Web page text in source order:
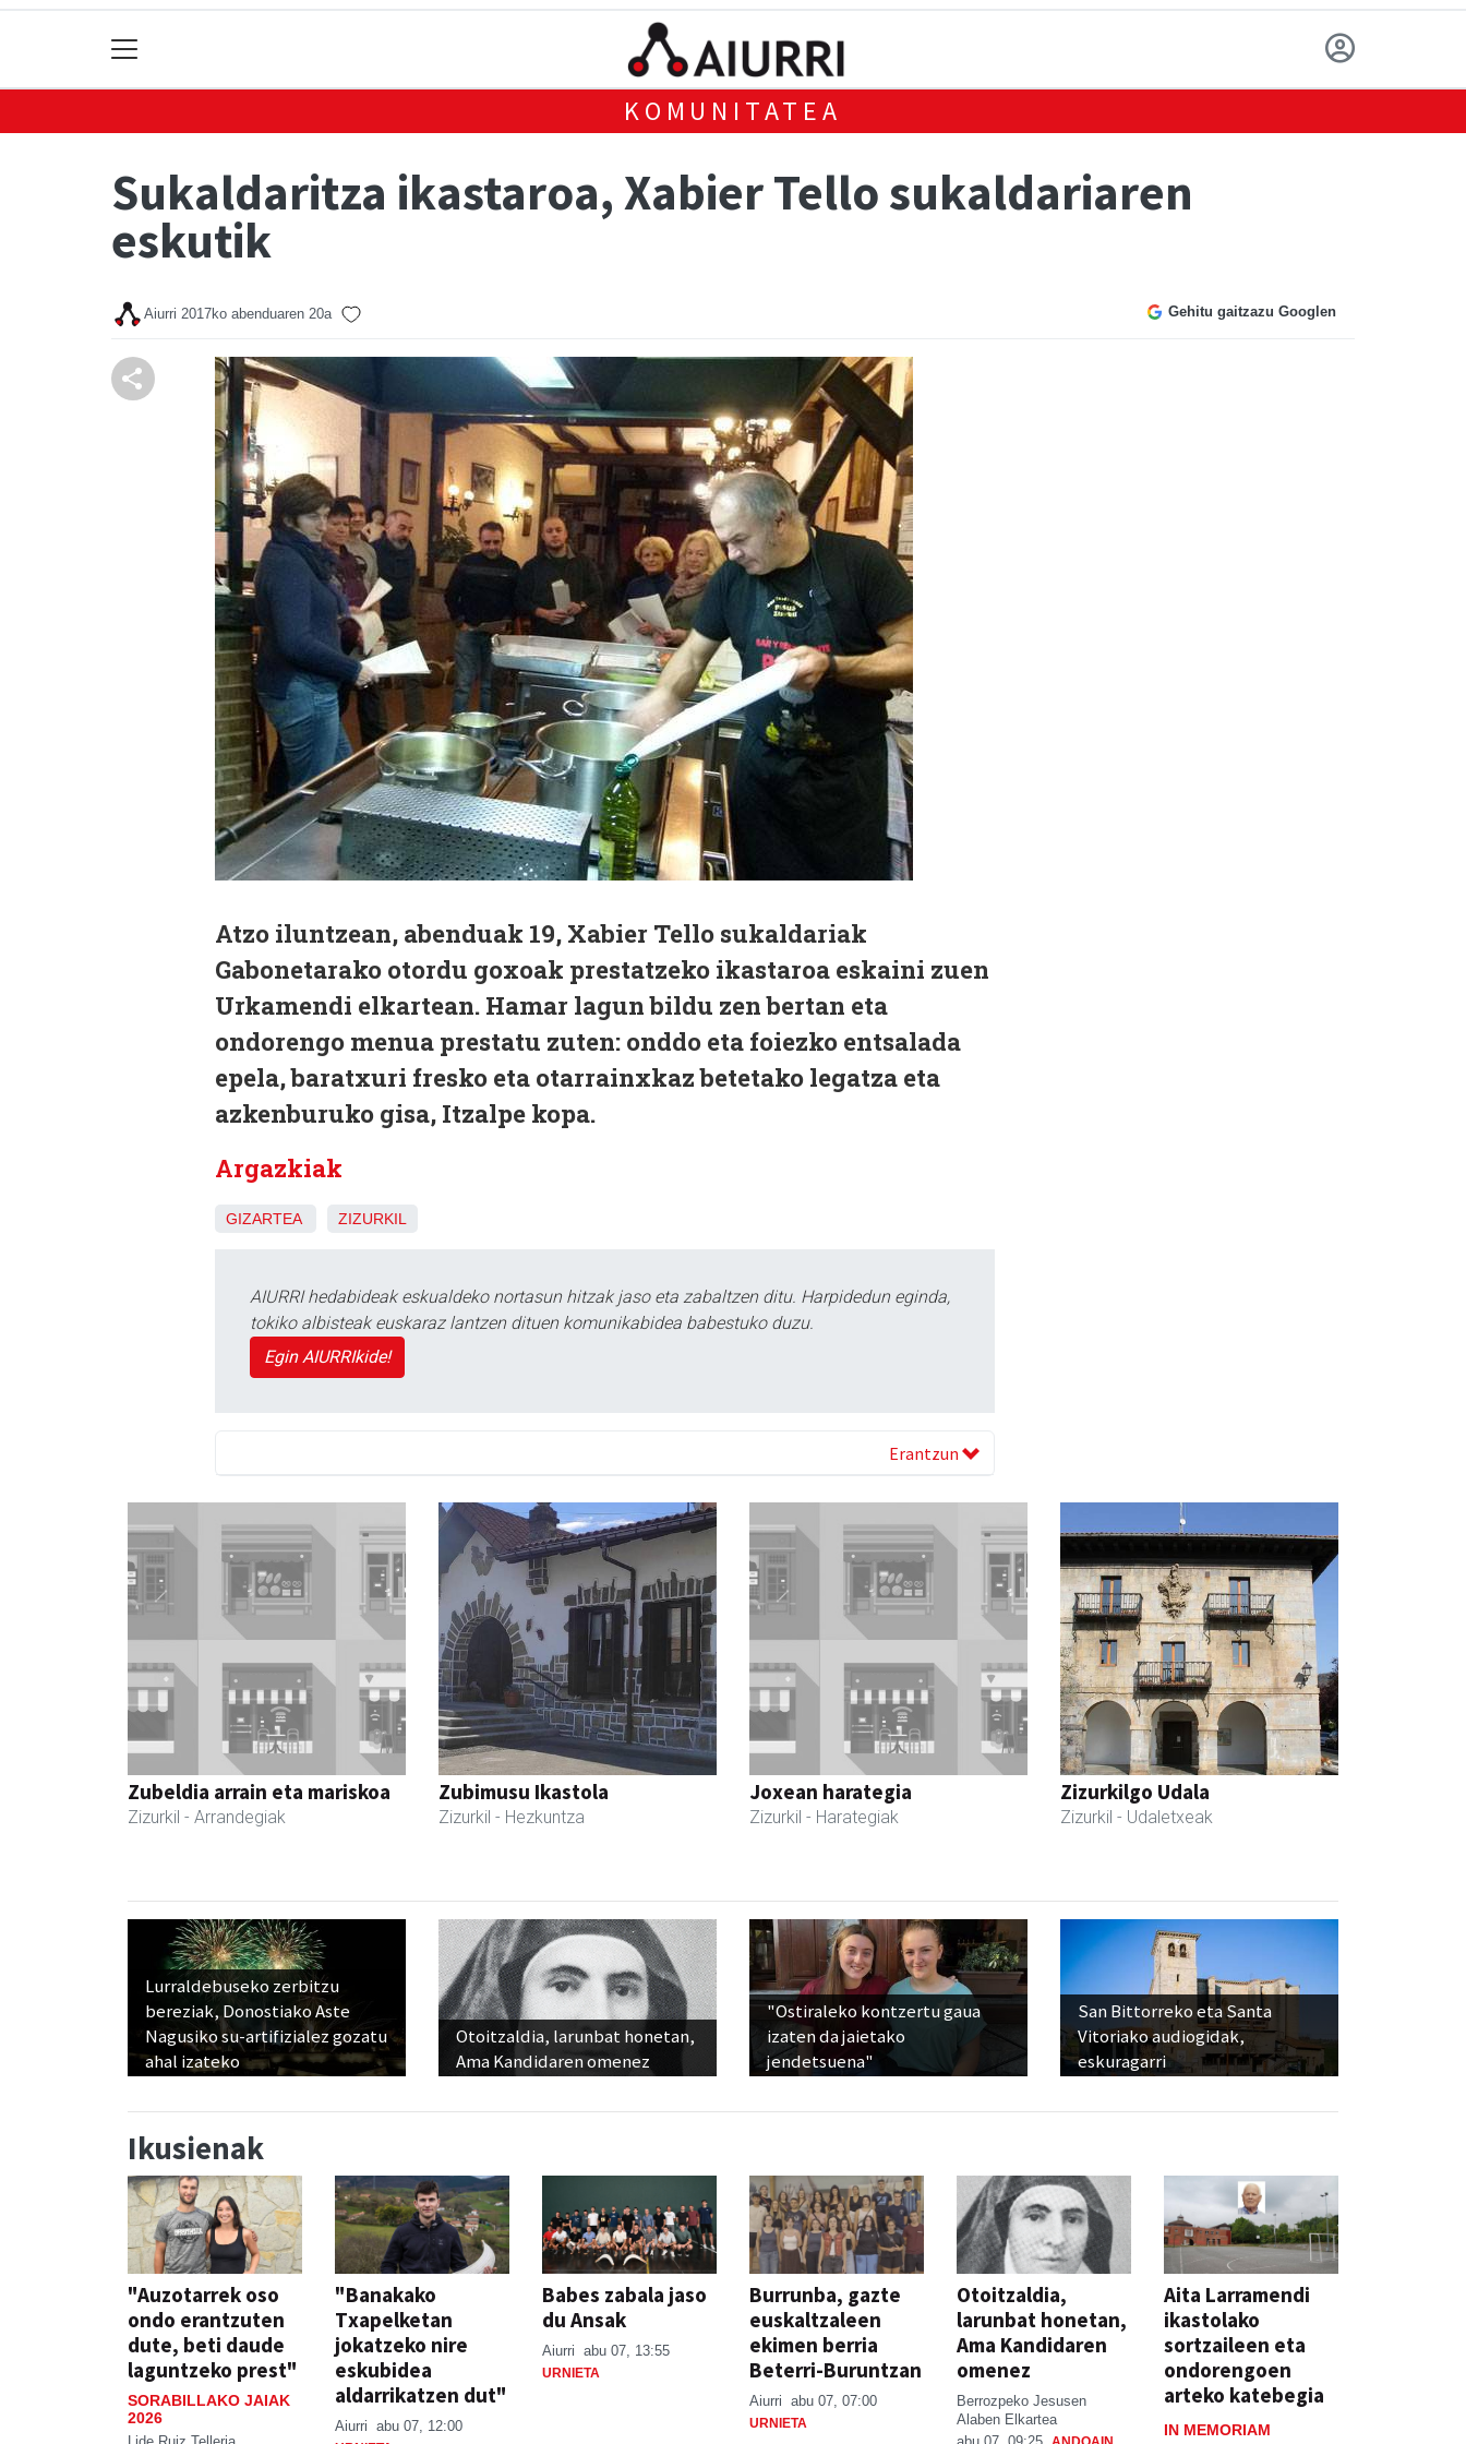
KOMUNITATEA
Sukaldaritza ikastaroa, Xabier Tello sukaldariaren
eskutik
Aiurri 2017ko abenduaren 20a Gehitu gaitzazu Googlen
Atzo iluntzean, abenduak 19, Xabier Tello sukaldariak
Gabonetarako otordu goxoak prestatzeko ikastaroa eskaini zuen
Urkamendi elkartean. Hamar lagun bildu zen bertan eta
ondorengo menua prestatu zuten: onddo eta foiezko entsalada
epela, baratxuri fresko eta otarrainxkaz betetako legatza eta
azkenburuko gisa, Itzalpe kopa.
Argazkiak
GIZARTEA ZIZURKIL
AIURRI hedabideak eskualdeko nortasun hitzak jaso eta zabaltzen ditu. Harpidedun eginda,
tokiko albisteak euskaraz lantzen dituen komunikabidea babestuko duzu.
Egin AIURRIkide!
Erantzun
Zubeldia arrain eta mariskoa
Zizurkil - Arrandegiak
Zubimusu Ikastola
Zizurkil - Hezkuntza
Joxean harategia
Zizurkil - Harategiak
Zizurkilgo Udala
Zizurkil - Udaletxeak
Lurraldebuseko zerbitzu
bereziak, Donostiako Aste
Nagusiko su-artifizialez gozatu
ahal izateko
Otoitzaldia, larunbat honetan,
Ama Kandidaren omenez
"Ostiraleko kontzertu gaua
izaten da jaietako
jendetsuena"
San Bittorreko eta Santa
Vitoriako audiogidak,
eskuragarri
Ikusienak
"Auzotarrek oso
ondo erantzuten
dute, beti daude
laguntzeko prest"
SORABILLAKO JAIAK
2026
"Banakako
Txapelketan
jokatzeko nire
eskubidea
aldarrikatzen dut"
Aiurri abu 07, 12:00
Babes zabala jaso
du Ansak
Aiurri abu 07, 13:55
URNIETA
Burrunba, gazte
euskaltzaleen
ekimen berria
Beterri-Buruntzan
Aiurri abu 07, 07:00
URNIETA
Otoitzaldia,
larunbat honetan,
Ama Kandidaren
omenez
Berrozpeko Jesusen
Alaben Elkartea
Aita Larramendi
ikastolako
sortzaileen eta
ondorengoen
arteko katebegia
IN MEMORIAM